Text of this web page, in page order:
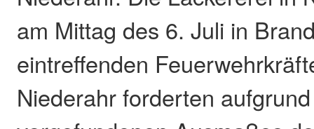
am Mittag des 6. Juli in
eintreffenden
Niederahr forderten